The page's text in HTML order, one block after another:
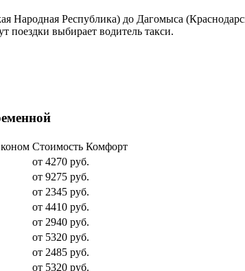
Народная Республика) до Дагомыса
поездки выбирает водитель такси.
Стоимость Комфорт
от 4270 руб.
от 9275 руб.
от 2345 руб.
от 4410 руб.
от 2940 руб.
от 5320 руб.
от 2485 руб.
от 5320 руб.